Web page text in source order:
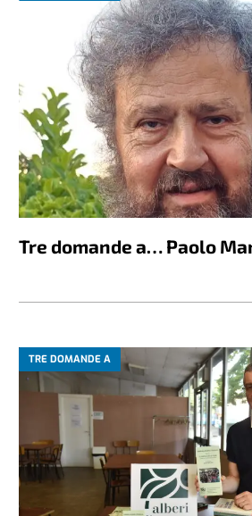
Tre domande a… Paolo
TRE DOMANDE A